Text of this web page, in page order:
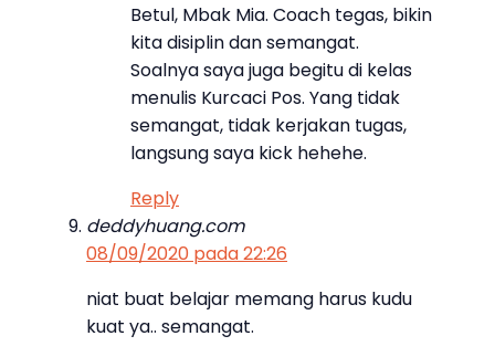
Betul, Mbak Mia. Coach tegas, bikin
kita disiplin dan semangat.
Soalnya saya juga begitu di kelas
menulis Kurcaci Pos. Yang tidak
semangat, tidak kerjakan tugas,
langsung saya kick hehehe.
Reply
deddyhuang.com
08/09/2020 pada 22:26
niat buat belajar memang harus kudu
kuat ya.. semangat.